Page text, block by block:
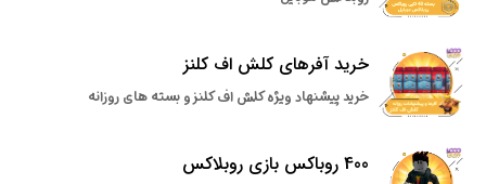
خرید آفرهای کلش اف کلنز
خرید پیشنهاد ویژه کلش اف کلنز و بسته های روزانه
400 روباکس بازی روبلاکس